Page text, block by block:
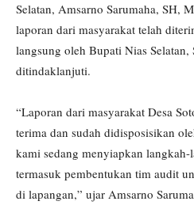
Selatan, Amsarno Sarumaha, SH,
laporan dari masyarakat telah
langsung oleh Bupati Nias
ditindaklanjuti.
“Laporan dari masyarakat Desa
terima dan sudah didisposisikan
kami sedang menyiapkan
termasuk pembentukan tim audit
di lapangan,” ujar Amsarno